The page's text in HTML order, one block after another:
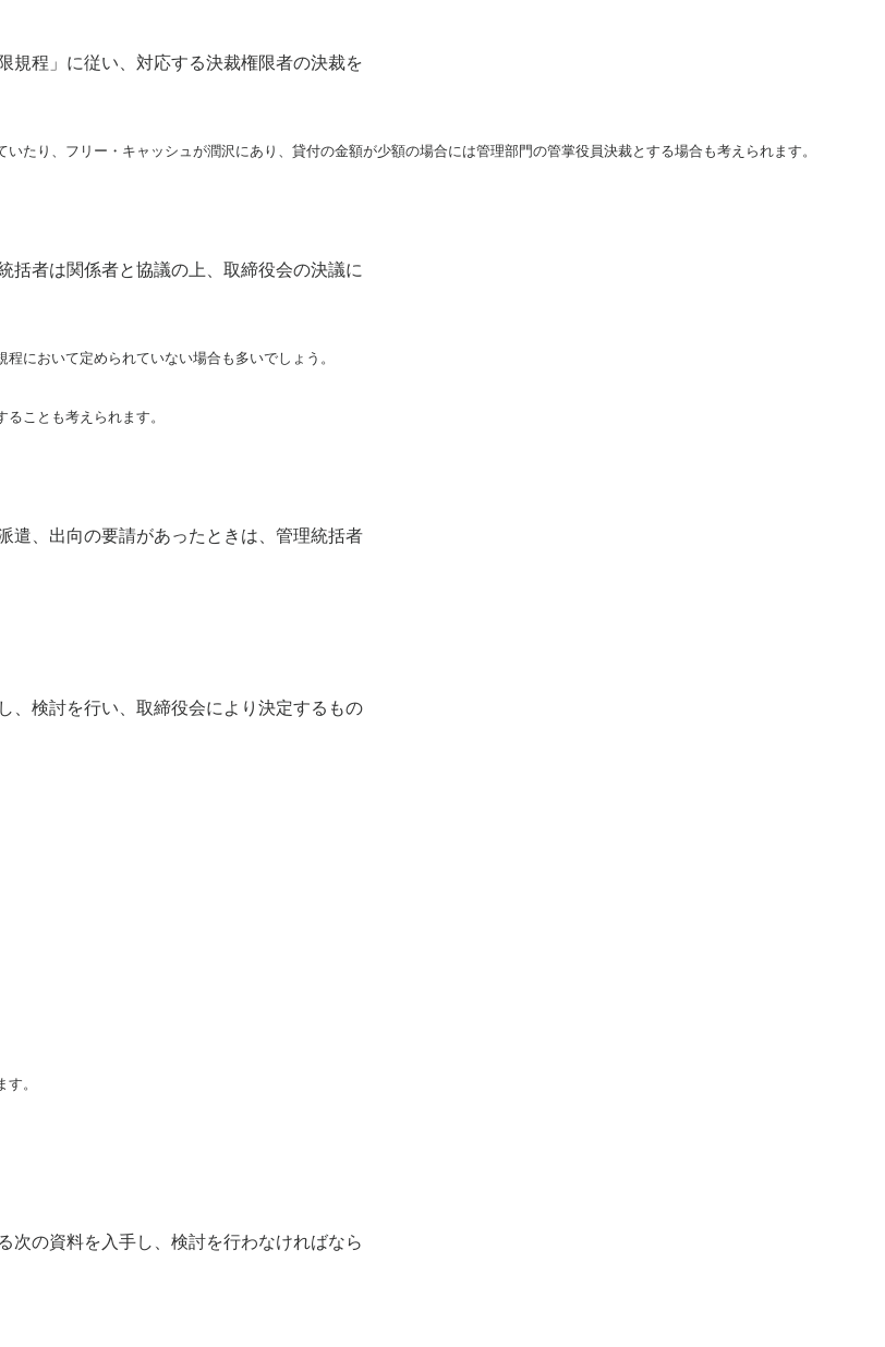
規程」に従い、対応する決裁権限者の決裁を
たり、フリー・キャッシュが潤沢にあり、貸付の金額が少額の場合には管理部門の管掌役員決裁とする場合も考えられます。
括者は関係者と協議の上、取締役会の決議に
において定められていない場合も多いでしょう。
ことも考えられます。
遣、出向の要請があったときは、管理統括者
、検討を行い、取締役会により決定するもの
。
次の資料を入手し、検討を行わなければなら